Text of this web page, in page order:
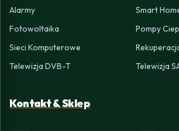
Alarmy
Smart
Fotowoltaika
Pompy
Sieci Komputerowe
Telewizja DVB-T
Telewizja
Kontakt & Sklep